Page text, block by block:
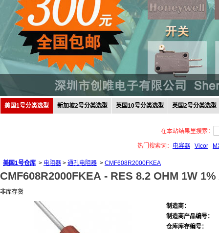
美国1号分类选型 新加坡2号分类选型 英国10号分类选型 英国2号分类选型
在本站结果里搜索：
热门搜索词： 电容器 Vicor
美国1号仓库 > 电阻器 > 通孔电阻器 > CMF608R2000FKEA
CMF608R2000FKEA - RES 8.2 OHM 1W
非库存货
制造商：
制造商产品编号：
仓库库存编号：